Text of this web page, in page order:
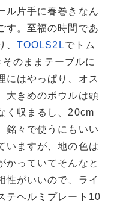
ル片手に春巻きなん
す。至福の時間であ
、 TOOLS2Lでトム
そのままテーブルに
にはやっぱり、オス
大きめのボウルは頭
く収まるし、20cm
銘々で使うにもいい
いますが、地の色は
かっていてそんなと
性がいいので、ライ
テヘルミプレート10